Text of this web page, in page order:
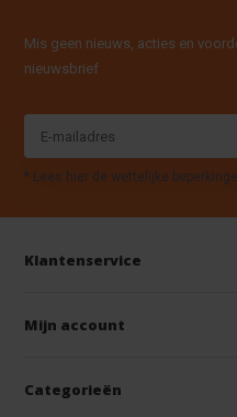
Mis geen nieuws, acties en
nieuwsbrief
* Lees hier de wettelijke
Klantenservice
Mijn account
Categorieën